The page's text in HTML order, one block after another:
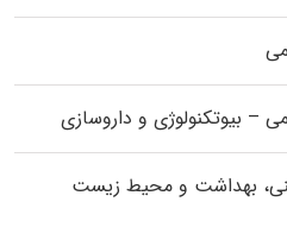
– بیوتکنولوژی و داروسازی
بهداشت و محیط زیست